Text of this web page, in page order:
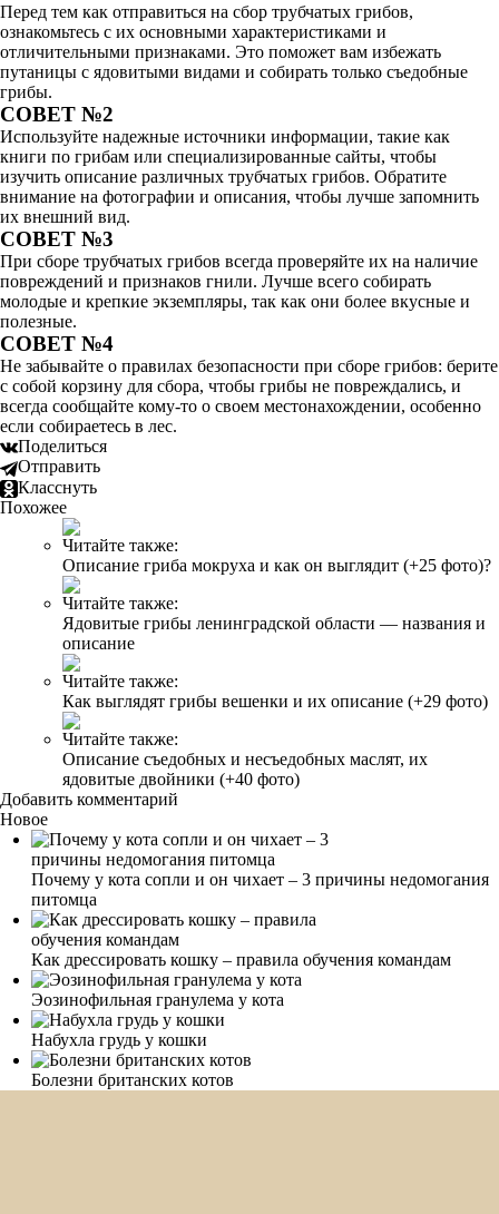
Перед тем как отправиться на сбор трубчатых грибов,
ознакомьтесь с их основными характеристиками и
отличительными признаками. Это поможет вам избежать
путаницы с ядовитыми видами и собирать только съедобные
грибы.
СОВЕТ №2
Используйте надежные источники информации, такие как
книги по грибам или специализированные сайты, чтобы
изучить описание различных трубчатых грибов. Обратите
внимание на фотографии и описания, чтобы лучше запомнить
их внешний вид.
СОВЕТ №3
При сборе трубчатых грибов всегда проверяйте их на наличие
повреждений и признаков гнили. Лучше всего собирать
молодые и крепкие экземпляры, так как они более вкусные и
полезные.
СОВЕТ №4
Не забывайте о правилах безопасности при сборе грибов: берите
с собой корзину для сбора, чтобы грибы не повреждались, и
всегда сообщайте кому-то о своем местонахождении, особенно
если собираетесь в лес.
Поделиться
Отправить
Класснуть
Похожее
Читайте также:
Описание гриба мокруха и как он выглядит (+25 фото)?
Читайте также:
Ядовитые грибы ленинградской области — названия и
описание
Читайте также:
Как выглядят грибы вешенки и их описание (+29 фото)
Читайте также:
Описание съедобных и несъедобных маслят, их
ядовитые двойники (+40 фото)
Добавить комментарий
Новое
Почему у кота сопли и он чихает – 3 причины недомогания
питомца
Как дрессировать кошку – правила обучения командам
Эозинофильная гранулема у кота
Набухла грудь у кошки
Болезни британских котов